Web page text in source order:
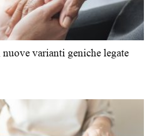
varianti geniche legate